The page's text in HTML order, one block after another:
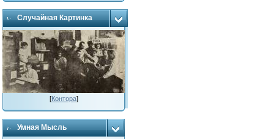
Случайная Картинка
[Контора]
Умная Мысль